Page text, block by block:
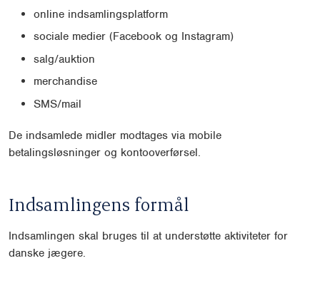
online indsamlingsplatform
sociale medier (Facebook og Instagram)
salg/auktion
merchandise
SMS/mail
De indsamlede midler modtages via mobile
betalingsløsninger og kontooverførsel.
Indsamlingens formål
Indsamlingen skal bruges til at understøtte aktiviteter for
danske jægere.